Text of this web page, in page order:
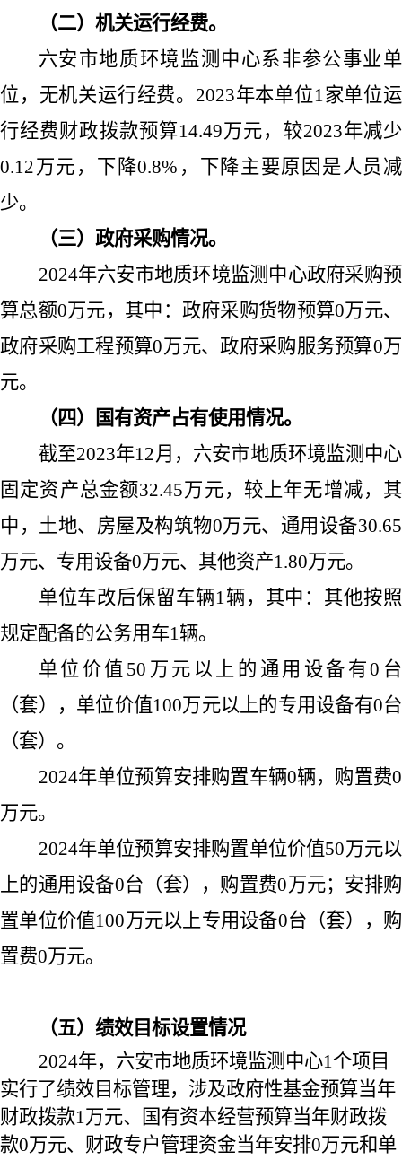
（二）机关运行经费。
六安市地质环境监测中心系非参公事业单
位，无机关运行经费。 2023年本单位1家单位运
行经费财政拨款预算14.49万元，较2023年减少
0.12万元，下降0.8% ，下降主要原因是人员减
少。
（三）政府采购情况。
2024年六安市地质环境监测中心政府采购预
算总额0万元，其中：政府采购货物预算0万元、
政府采购工程预算0万元、政府采购服务预算0万
元。
（四）国有资产占有使用情况。
截至2023年12月，六安市地质环境监测中心
固定资产总金额32.45万元，较上年无增减，其
中，土地、房屋及构筑物0万元、通用设备30.65
万元、专用设备0万元、其他资产1.80万元。
单位车改后保留车辆1辆，其中：其他按照
规定配备的公务用车1辆。
单位价值 50 万元以上的通用设备有0 台
（套），单位价值100万元以上的专用设备有0台
（套）。
2024年单位预算安排购置车辆0辆，购置费0
万元。
2024年单位预算安排购置单位价值50万元以
上的通用设备0台（套），购置费0万元；安排购
置单位价值100万元以上专用设备0台（套），购
置费0万元。
（五）绩效目标设置情况
2024年，六安市地质环境监测中心1个项目
实行了绩效目标管理，涉及政府性基金预算当年
财政拨款1万元、国有资本经营预算当年财政拨
款0万元、财政专户管理资金当年安排0万元和单